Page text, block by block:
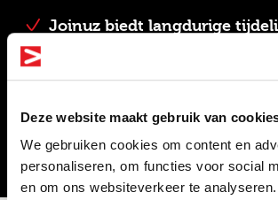
Deze website maakt gebruik van
We gebruiken cookies om content en
personaliseren, om functies voor social
en om ons websiteverkeer te
Joinuz biedt langdurige
Dat is allemaal mooi